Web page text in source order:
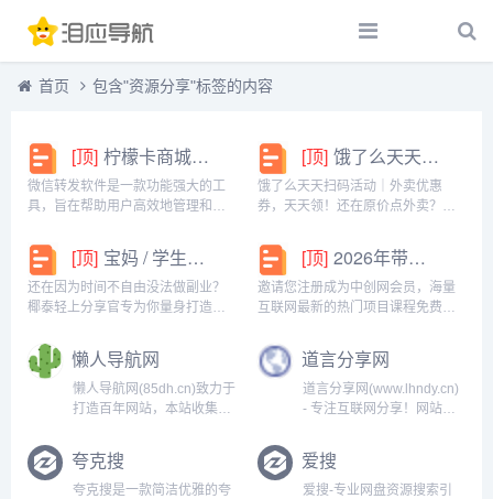
首页 包含"资源分享"标签的内容
[顶] 柠檬卡商城24h自动发卡平台虚拟商品激活码自助购买商城
微信转发软件是一款功能强大的工
具，旨在帮助用户高效地管理和操
能，包括一键转发、朋友圈转发和
微信抢红包等。一键转发软件使得
用户可以轻松地将消息、图片或其
他内容快速转发给多个...
[顶] 饿了么天天扫码活动｜外卖优惠券，天天领！
饿了么天天扫码活动｜外卖优惠
券，天天领！还在原价点外卖？你
码活动」，用微信扫一扫，就能领
外卖专属优惠券，先领券再下单，
省钱更划算！优惠覆盖全场景早餐
汉堡、午餐快餐、晚餐炸...
[顶] 宝妈 / 学生党看过来！椰泰轻上分享官，时间自由，在家也能赚
还在因为时间不自由没法做副业？
椰泰轻上分享官专为你量身打造！
是想赚生活费的学生党，都能在这
里找到适合自己的增收方式。成为
分享官，你可以自由安排时间：带
娃间隙、下课碎片、睡...
[顶] 2026年带你闷声赚大钱，轻松月赚1000+
邀请您注册成为中创网会员，海量
互联网最新的热门项目课程免费学
CPA，CPS，虚拟资源，各类爆粉
赚钱攻略，国内外最新赚钱项目，
都在中创网，快来学习吧！注册中
创网（赚现金）h...
懒人导航网
懒人导航网(85dh.cn)致力于
打造百年网站，本站收集全
网站等于无数个网站，你需
要的任何网站在本站都可以
查到，如果你是站长期待你
道言分享网
道言分享网(www.lhndy.cn)
- 专注互联网分享！网站致
载、活动线报、网站源码、
网络课程、设计模板、影视
等资源共享，坚持分享网络
夸克搜
夸克搜是一款简洁优雅的夸
爱搜
爱搜-专业网盘资源搜索引